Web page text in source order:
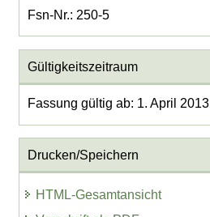
Fsn-Nr.: 250-5
Gültigkeitszeitraum
Fassung gültig ab: 1. April 2013
Drucken/Speichern
HTML-Gesamtansicht